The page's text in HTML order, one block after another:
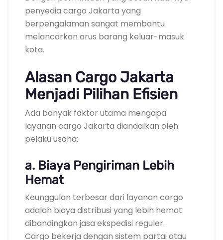
penyedia cargo Jakarta yang
berpengalaman sangat membantu
melancarkan arus barang keluar-masuk
kota.
Alasan Cargo Jakarta
Menjadi Pilihan Efisien
Ada banyak faktor utama mengapa
layanan cargo Jakarta diandalkan oleh
pelaku usaha:
a. Biaya Pengiriman Lebih
Hemat
Keunggulan terbesar dari layanan cargo
adalah biaya distribusi yang lebih hemat
dibandingkan jasa ekspedisi reguler.
Cargo bekerja dengan sistem partai atau